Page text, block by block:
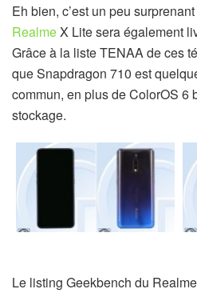
Eh bien, c’est un peu
RealmeX Lite sera également
Grâce à la liste TENAA de ces
que Snapdragon 710 est
commun, en plus de ColorOS 6
stockage.
Le listing Geekbench du